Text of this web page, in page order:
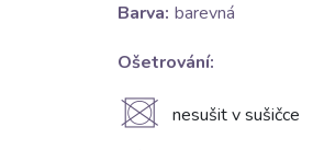
Barva: barevná
Ošetrování:
U nesušit v sušičce